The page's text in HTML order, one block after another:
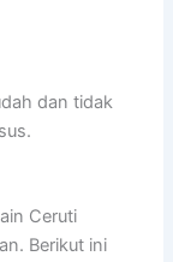
dan tidak
Ceruti
Berikut ini